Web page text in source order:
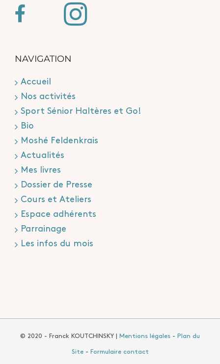
NAVIGATION
Accueil
Nos activités
Sport Sénior Haltères et Go!
Bio
Moshé Feldenkrais
Actualités
Mes livres
Dossier de Presse
Cours et Ateliers
Espace adhérents
Parrainage
Les infos du mois
© 2020 - Franck KOUTCHINSKY | Mentions légales - Plan du
Site- Formulaire contact